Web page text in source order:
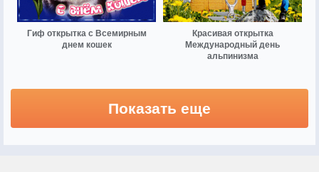
Гиф открытка с Всемирным
днем кошек
Красивая открытка
Международный день
альпинизма
Показать еще